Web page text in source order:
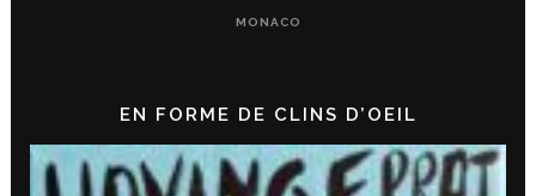
MONACO
EN FORME DE CLINS D’OEIL